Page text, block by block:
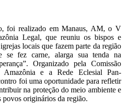
foi realizado em Manaus, AM, o V
Legal, que reuniu os bispos e
locais que fazem parte da região
fez carne, alarga sua tenda na
Organizado pela Comissão
Amazônia e a Rede Eclesial Pan-
foi uma oportunidade para refletir
na proteção do meio ambiente e
povos originários da região.